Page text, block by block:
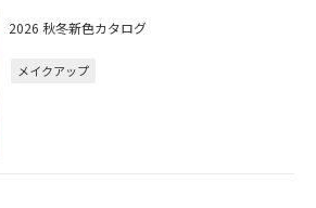
2026 秋冬新色カタログ
メイクアップ